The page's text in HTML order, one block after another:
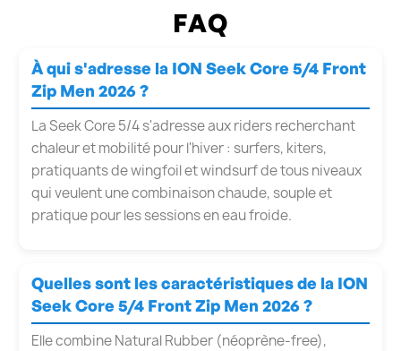
FAQ
À qui s'adresse la ION Seek Core 5/4 Front
Zip Men 2026 ?
La Seek Core 5/4 s'adresse aux riders recherchant
chaleur et mobilité pour l'hiver : surfers, kiters,
pratiquants de wingfoil et windsurf de tous niveaux
qui veulent une combinaison chaude, souple et
pratique pour les sessions en eau froide.
Quelles sont les caractéristiques de la ION
Seek Core 5/4 Front Zip Men 2026 ?
Elle combine Natural Rubber (néoprène-free),